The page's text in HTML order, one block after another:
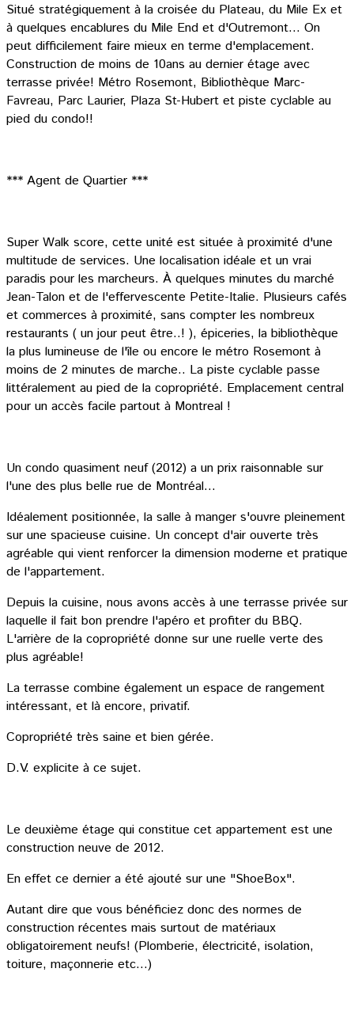
Situé stratégiquement à la croisée du Plateau, du Mile Ex et
à quelques encablures du Mile End et d'Outremont... On
peut difficilement faire mieux en terme d'emplacement.
Construction de moins de 10ans au dernier étage avec
terrasse privée! Métro Rosemont, Bibliothèque Marc-
Favreau, Parc Laurier, Plaza St-Hubert et piste cyclable au
pied du condo!!
*** Agent de Quartier ***
Super Walk score, cette unité est située à proximité d'une
multitude de services. Une localisation idéale et un vrai
paradis pour les marcheurs. À quelques minutes du marché
Jean-Talon et de l'effervescente Petite-Italie. Plusieurs cafés
et commerces à proximité, sans compter les nombreux
restaurants ( un jour peut être..! ), épiceries, la bibliothèque
la plus lumineuse de l'île ou encore le métro Rosemont à
moins de 2 minutes de marche.. La piste cyclable passe
littéralement au pied de la copropriété. Emplacement central
pour un accès facile partout à Montreal !
Un condo quasiment neuf (2012) a un prix raisonnable sur
l'une des plus belle rue de Montréal...
Idéalement positionnée, la salle à manger s'ouvre pleinement
sur une spacieuse cuisine. Un concept d'air ouverte très
agréable qui vient renforcer la dimension moderne et pratique
de l'appartement.
Depuis la cuisine, nous avons accès à une terrasse privée sur
laquelle il fait bon prendre l'apéro et profiter du BBQ.
L'arrière de la copropriété donne sur une ruelle verte des
plus agréable!
La terrasse combine également un espace de rangement
intéressant, et là encore, privatif.
Copropriété très saine et bien gérée.
D.V. explicite à ce sujet.
Le deuxième étage qui constitue cet appartement est une
construction neuve de 2012.
En effet ce dernier a été ajouté sur une "ShoeBox".
Autant dire que vous bénéficiez donc des normes de
construction récentes mais surtout de matériaux
obligatoirement neufs! (Plomberie, électricité, isolation,
toiture, maçonnerie etc...)